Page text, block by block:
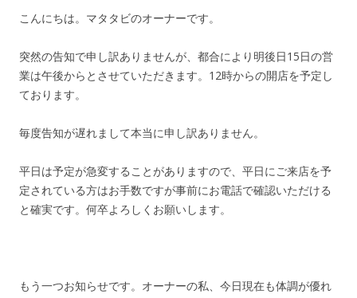
こんにちは。マタタビのオーナーです。
突然の告知で申し訳ありませんが、都合により明後日15日の営
業は午後からとさせていただきます。12時からの開店を予定し
ております。
毎度告知が遅れまして本当に申し訳ありません。
平日は予定が急変することがありますので、平日にご来店を予
定されている方はお手数ですが事前にお電話で確認いただける
と確実です。何卒よろしくお願いします。
もう一つお知らせです。オーナーの私、今日現在も体調が優れ